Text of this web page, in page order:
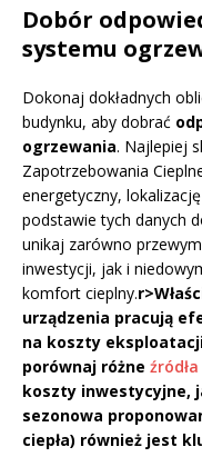
Dobór
systemu
Dokonaj dokładnych
budynku, aby dobrać
ogrzewania. Najlepiej
Zapotrzebowania
energetyczny,
podstawie tych danych
unikaj zarówno
inwestycji, jak i
komfort cieplny.
urządzenia pracują
na koszty
porównaj różne źródła
koszty inwestycyjne,
sezonowa
ciepła) również jest